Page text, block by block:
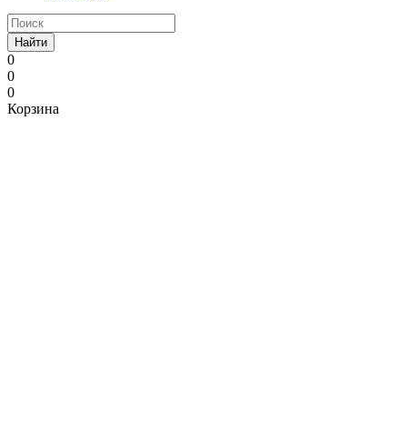
Найти
0
0
0
Корзина